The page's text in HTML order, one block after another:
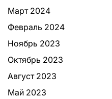
Март 2024
Февраль 2024
Ноябрь 2023
Октябрь 2023
Август 2023
Май 2023